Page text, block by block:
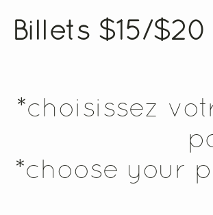
Billets $15/
*choisissez
*choose your